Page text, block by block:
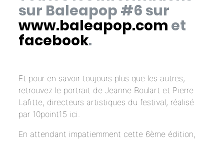
sur Baleapop #6 sur
www.baleapop.com et
facebook.
Et pour en savoir toujours plus que les autres,
retrouvez le portrait de Jeanne Boulart et Pierre
Lafitte, directeurs artistiques du festival, réalisé
par 10point15 ici.
En attendant impatiemment cette 6ème édition,